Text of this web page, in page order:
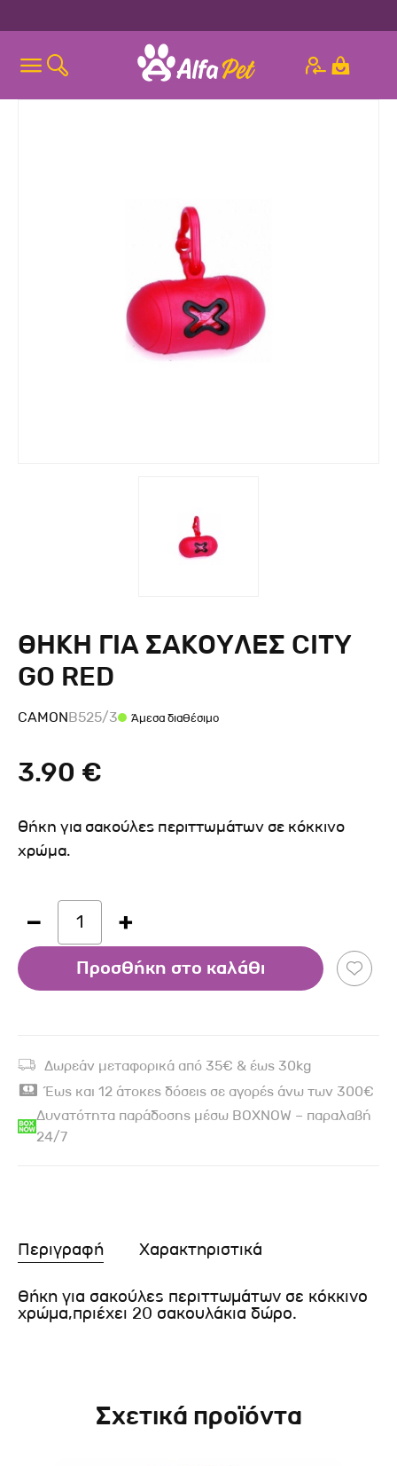
ΘΗΚΗ ΓΙΑ ΣΑΚΟΥΛΕΣ CITY
GO RED
CAMONB525/3 Άμεσα διαθέσιμο
3.90 €
Θήκη για σακούλες περιττωμάτων σε κόκκινο
χρώμα.
1
Προσθήκη στο καλάθι
Δωρεάν μεταφορικά από 35€ & έως 30kg
Έως και 12 άτοκες δόσεις σε αγορές άνω των 300€
Δυνατότητα παράδοσης μέσω BOXNOW – παραλαβή
24/7
Περιγραφή Χαρακτηριστικά
Θήκη για σακούλες περιττωμάτων σε κόκκινο
χρώμα,πριέχει 20 σακουλάκια δώρο.
Σχετικά προϊόντα